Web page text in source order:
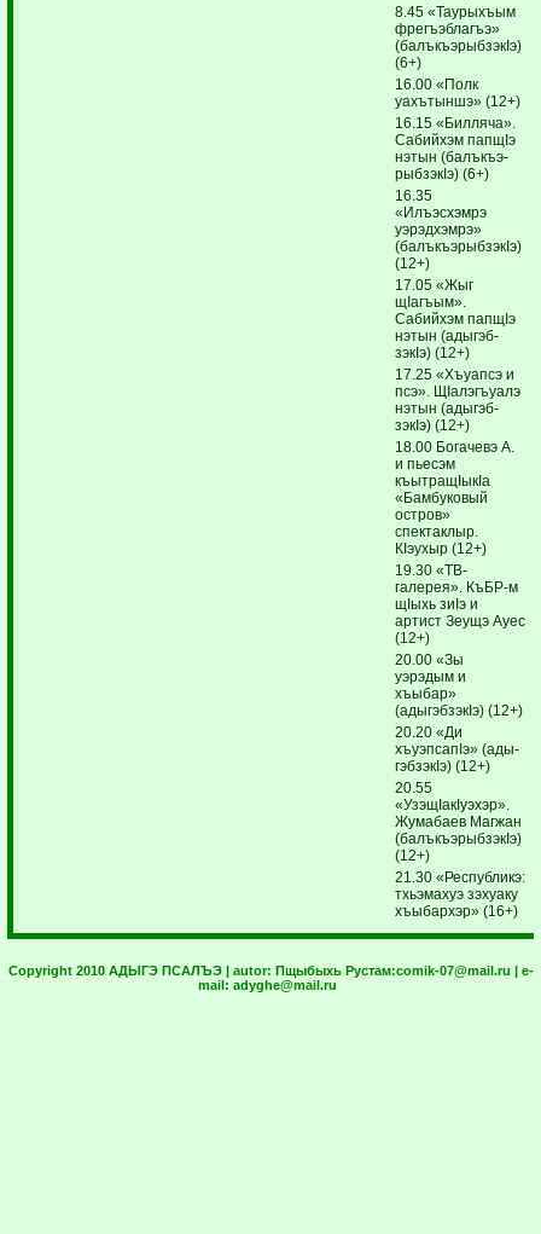
8.45 «Таурыхъым
фрегъэблагъэ»
(балъкъэрыбзэкIэ)
(6+)
16.00 «Полк
уахътыншэ» (12+)
16.15 «Билляча».
Сабийхэм папщIэ
нэтын (балъкъэ­
рыб­зэкIэ) (6+)
16.35
«Илъэсхэмрэ
уэрэдхэмрэ»
(балъкъэрыбзэкIэ)
(12+)
17.05 «Жыг
щIагъым».
Сабийхэм папщIэ
нэтын (адыгэб­
зэкIэ) (12+)
17.25 «Хъуапсэ и
псэ». ЩIа­лэгъуалэ
нэтын (ады­гэб­
зэкIэ) (12+)
18.00 Богачевэ А.
и пьесэм
къытращIыкIа
«Бамбуковый
остров»
спектаклыр.
КIэухыр (12+)
19.30 «ТВ-
галерея». КъБР-м
щIыхь зиIэ и
артист Зеущэ Ауес
(12+)
20.00 «Зы
уэрэдым и
хъыбар»
(адыгэбзэкIэ) (12+)
20.20 «Ди
хъуэпсапIэ» (ады­
гэб­зэкIэ) (12+)
20.55
«УзэщIакIуэхэр».
Жумабаев Магжан
(балъкъэрыбзэкIэ)
(12+)
21.30 «Республикэ:
тхьэмахуэ зэхуаку
хъыбархэр» (16+)
Copyright 2010 АДЫГЭ ПСАЛЪЭ | autor: Пщыбыхь Рустам:comik-07@mail.ru | e-
mail: adyghe@mail.ru